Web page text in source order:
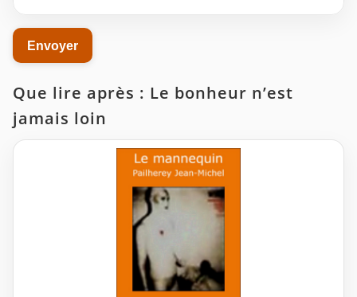
Que lire après : Le bonheur n’est
jamais loin